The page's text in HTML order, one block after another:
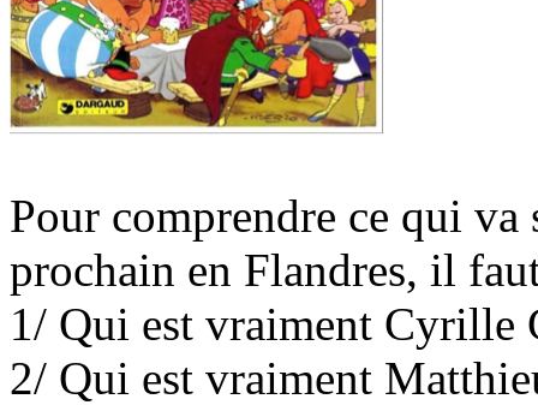
Pour comprendre ce qui
prochain en Flandres, il
1/ Qui est vraiment Cyrille
2/ Qui est vraiment